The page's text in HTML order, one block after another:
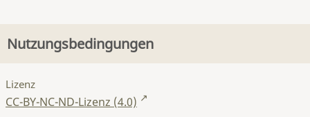
Nutzungsbedingungen
Lizenz
CC-BY-NC-ND-Lizenz (4.0)